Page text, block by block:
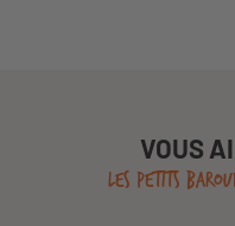
VOUS
LES PETITS